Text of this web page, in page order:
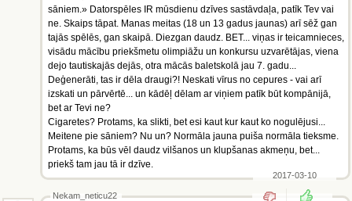
sāniem.» Datorspēles IR mūsdienu dzīves sastāvdaļa, patīk Tev vai
ne. Skaips tāpat. Manas meitas (18 un 13 gadus jaunas) arī sēž gan
tajās spēlēs, gan skaipā. Diezgan daudz. BET... viņas ir teicamnieces,
visādu mācību priekšmetu olimpiāžu un konkursu uzvarētājas, viena
dejo tautiskajās dejās, otra mācās baletskolā jau 7. gadu...
Deģenerāti, tas ir dēla draugi?! Neskati vīrus no cepures - vai arī
izskati un pārvērtē... un kādēļ dēlam ar viņiem patīk būt kompānijā,
bet ar Tevi ne?
Cigaretes? Protams, ka slikti, bet esi kaut kur kaut ko nogulējusi...
Meitene pie sāniem? Nu un? Normāla jauna puiša normāla tieksme.
Protams, ka būs vēl daudz vilšanos un klupšanas akmeņu, bet...
priekš tam jau tā ir dzīve.
2017-03-10
Nekam_neticu22